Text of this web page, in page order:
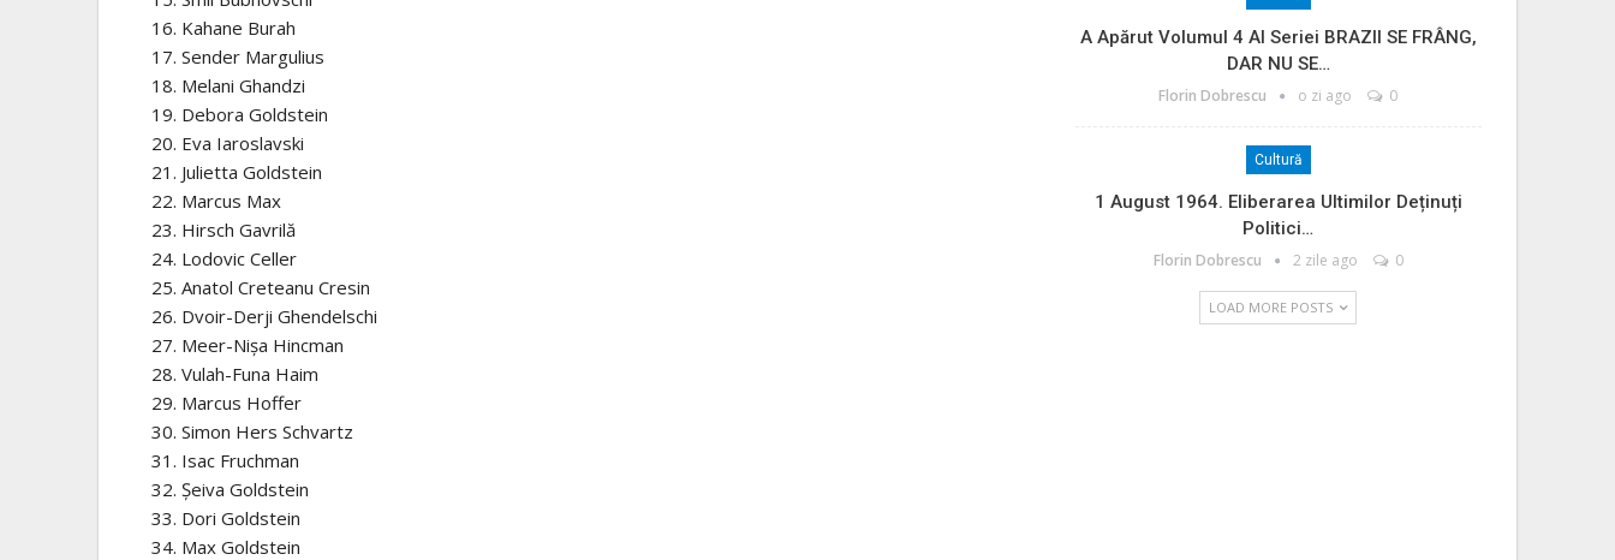
Kahane Burah
Sender Margulius
Melani Ghandzi
Debora Goldstein
Eva Iaroslavski
Julietta Goldstein
Marcus Max
Hirsch Gavrilă
Lodovic Celler
Anatol Creteanu Cresin
Dvoir-Derji Ghendelschi
Meer-Nișa Hincman
Vulah-Funa Haim
Marcus Hoffer
Simon Hers Schvartz
Isac Fruchman
Șeiva Goldstein
Dori Goldstein
Max Goldstein
A Apărut Volumul 4 Al Seriei BRAZII SE FRÂNG,
DAR NU SE…
Florin Dobrescu o zi ago 0
Cultură
1 August 1964. Eliberarea Ultimilor Deținuți
Politici…
Florin Dobrescu 2 zile ago 0
LOAD MORE POSTS